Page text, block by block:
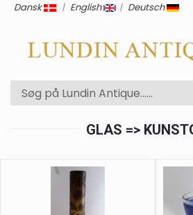
Dansk | English | Deutsch
GLAS =>